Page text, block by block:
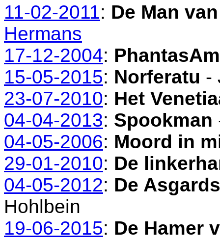
11-02-2011: De Man
Hermans
17-12-2004:
15-05-2015: Norferatu -
23-07-2010: Het
04-04-2013: Spookman
04-05-2006: Moord in
29-01-2010: De
04-05-2012: De
Hohlbein
19-06-2015: De Hamer